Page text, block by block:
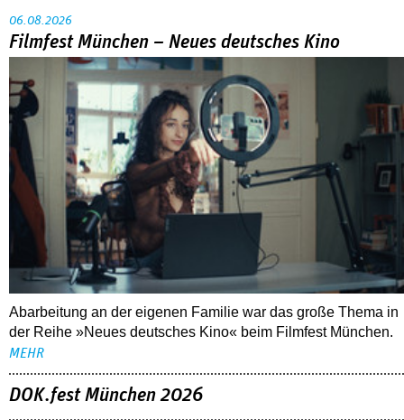
06.08.2026
Filmfest München – Neues deutsches Kino
Abarbeitung an der eigenen Familie war das große Thema in
der Reihe »Neues deutsches Kino« beim Filmfest München.
MEHR
DOK.fest München 2026